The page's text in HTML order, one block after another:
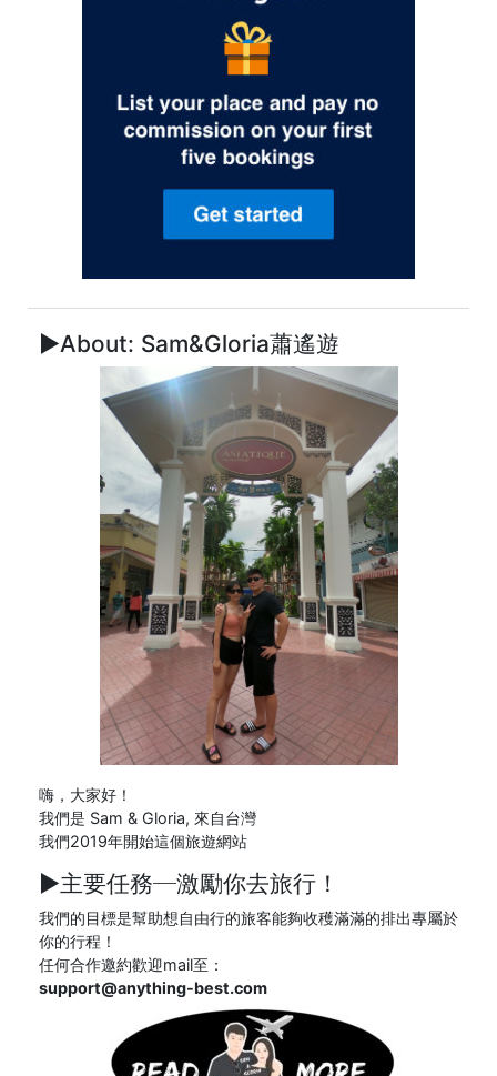
►About: Sam&Gloria蕭遙遊
嗨，大家好！
我們是 Sam & Gloria, 來自台灣
我們2019年開始這個旅遊網站
►主要任務─激勵你去旅行！
我們的目標是幫助想自由行的旅客能夠收穫滿滿的排出專屬於
你的行程！
任何合作邀約歡迎mail至：
support@anything-best.com